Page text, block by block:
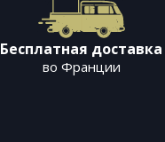
Бесплатная доставка
во Франции